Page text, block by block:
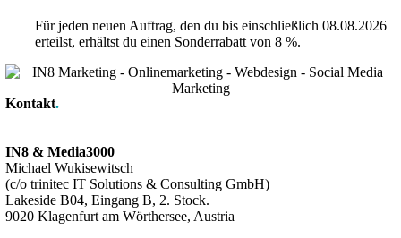
Für jeden neuen Auftrag, den du bis einschließlich 08.08.2026
erteilst, erhältst du einen Sonderrabatt von 8 %.
Kontakt.
IN8 & Media3000
Michael Wukisewitsch
(c/o trinitec IT Solutions & Consulting GmbH)
Lakeside B04, Eingang B, 2. Stock.
9020 Klagenfurt am Wörthersee, Austria